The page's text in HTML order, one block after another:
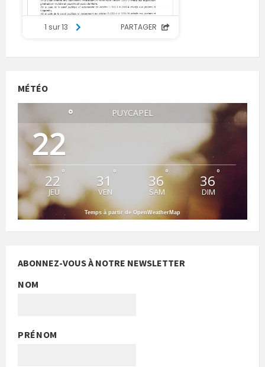
MÉTÉO
PUYCAPEL
22
°
22 °
JEU
31 °
VEN
36°
SAM
36°
DIM
Temps à partir de OpenWeatherMap
ABONNEZ-VOUS À NOTRE NEWSLETTER
NOM
PRÉNOM